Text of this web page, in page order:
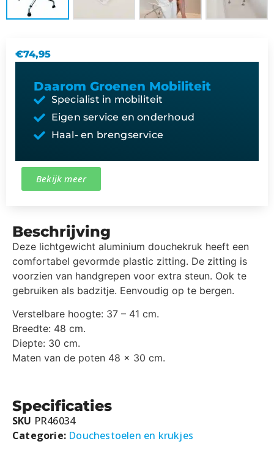
€74,95
Daarom Groenen Mobiliteit
Specialist in mobiliteit
Eigen service en onderhoud
Haal- en brengservice
Bekijk meer
Beschrijving
Deze lichtgewicht aluminium douchekruk heeft een
comfortabel gevormde plastic zitting. De zitting is
voorzien van handgrepen voor extra steun. Ook te
gebruiken als badzitje. Eenvoudig op te bergen.
Verstelbare hoogte: 37 – 41 cm.
Breedte: 48 cm.
Diepte: 30 cm.
Maten van de poten 48 x 30 cm.
Specificaties
SKU PR46034
Categorie: Douchestoelen en krukjes